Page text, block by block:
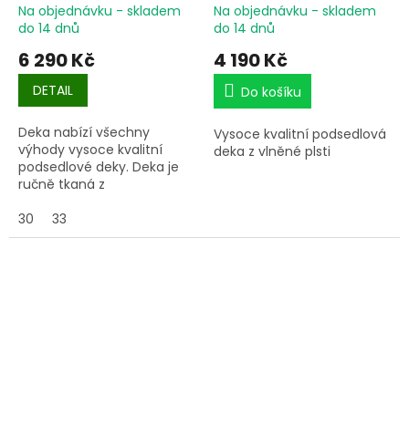
Na objednávku - skladem
do 14 dnů
6 290 Kč
DETAIL
Deka nabízí všechny
výhody vysoce kvalitní
podsedlové deky. Deka je
ručně tkaná z
tloušťka je
nárazuvzdornou výplň z
30 33
Na objednávku - skladem
do 14 dnů
4 190 Kč
Do košíku
Vysoce kvalitní podsedlová
deka z vlněné plsti